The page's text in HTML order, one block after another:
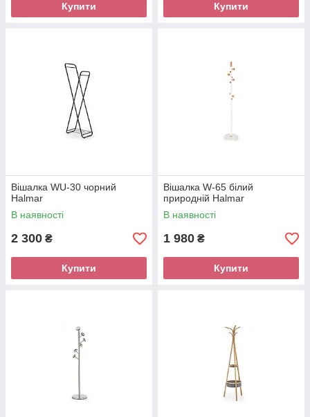
Купити Купити
Вішалка WU-30 чорний
Halmar
В наявності
2 300 ₴
Купити
Вішалка W-65 білий
природній Halmar
В наявності
1 980 ₴
Купити